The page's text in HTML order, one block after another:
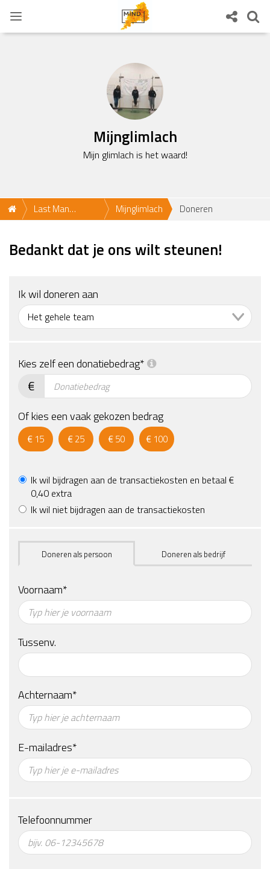
Mijnglimlach
Mijn glimlach is het waard!
Last Man
Mijnglimlach Doneren
Bedankt dat je ons wilt steunen!
Ik wil doneren aan
Kies zelf een donatiebedrag*
€
Of kies een vaak gekozen bedrag
€15 €25 €50 €100
Ik wil bijdragen aan de transactiekosten en betaal €
0,40 extra
Ik wil niet bijdragen aan de transactiekosten
Doneren als persoon Doneren als bedrijf
Voornaam*
Tussenv.
Achternaam*
E-mailadres*
Telefoonnummer